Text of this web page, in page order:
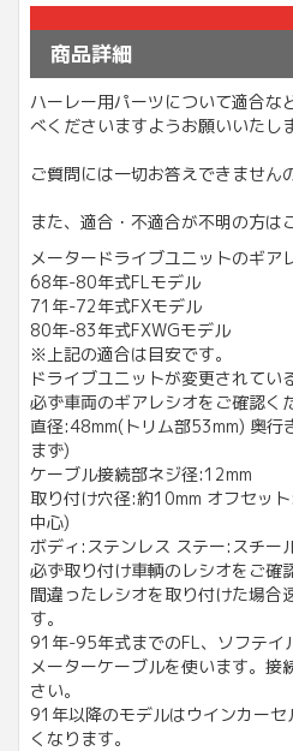
商品詳細
ハーレー用パーツについて適合な
べくださいますようお願いいたし
ご質問には一切お答えできません
また、適合・不適合が不明の方は
メータードライブユニットのギア
68年-80年式FLモデル
71年-72年式FXモデル
80年-83年式FXWGモデル
※上記の適合は目安です。
ドライブユニットが変更されてい
必ず車両のギアレシオをご確認く
直径:48mm(トリム部53mm) 奥行
まず)
ケーブル接続部ネジ径:12mm
取り付け穴径:約10mm オフセッ
中心)
ボディ:ステンレス ステー:スチー
必ず取り付け車輌のレシオをご確
間違ったレシオを取り付けた場合
す。
91年-95年式までのFL、ソフテイ
メーターケーブルを使います。接
さい。
91年以降のモデルはウインカー
くなります。